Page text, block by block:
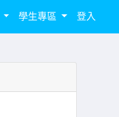
學生專區 登入